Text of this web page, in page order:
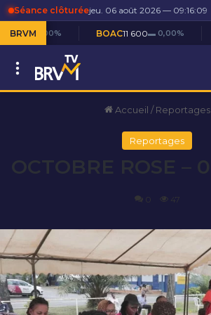
Séance clôturéejeu. 06 août 2026 — 09:16:10
BRVM
0,00% 11 600▬ 0,00%
Menu
Accueil / Reportages
Reportages
47